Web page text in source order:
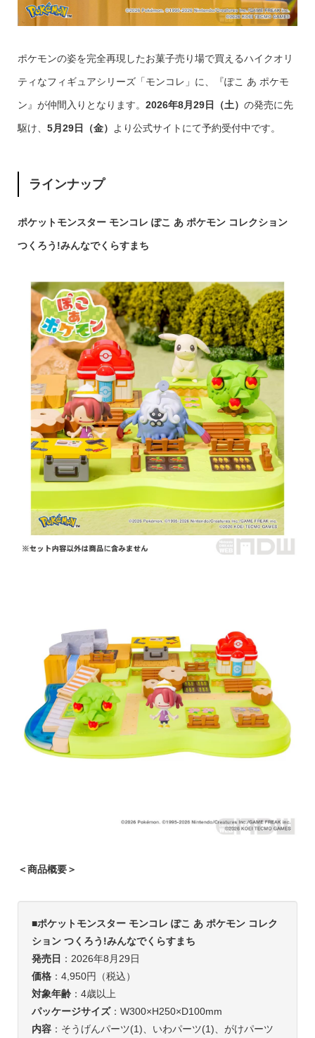
ポケモンの姿を完全再現したお菓子売り場で買えるハイクオリ
ティなフィギュアシリーズ「モンコレ」に、『ぽこ あ ポケモ
ン』が仲間入りとなります。 2026年8月29日（土） の発売に先
駆け、 5月29日（金） より公式サイトにて予約受付中です。
ラインナップ
ポケットモンスター モンコレ ぽこ あ ポケモン コレクション
つくろう!みんなでくらすまち
＜商品概要＞
■ポケットモンスター モンコレ ぽこ あ ポケモン コレク
ション つくろう!みんなでくらすまち
発売日 ：2026年8月29日
価格：4,950円（税込）
対象年齢：4歳以上
パッケージサイズ：W300×H250×D100mm
内容：そうげんパーツ(1)、いわパーツ(1)、がけパーツ